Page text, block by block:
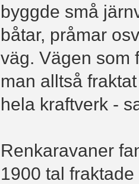
byggde små
båtar, pråmar
väg. Vägen som
man alltså
hela kraftverk -
Renkaravaner
1900 tal